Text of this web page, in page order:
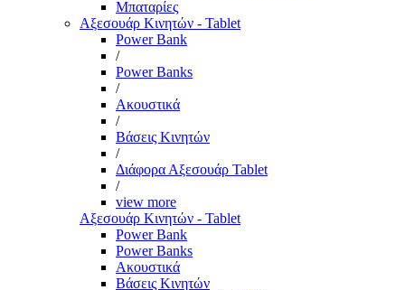
Μπαταρίες
Αξεσουάρ Κινητών - Tablet
Power Bank
/
Power Banks
/
Ακουστικά
/
Βάσεις Κινητών
/
Διάφορα Αξεσουάρ Tablet
/
view more
Αξεσουάρ Κινητών - Tablet
Power Bank
Power Banks
Ακουστικά
Βάσεις Κινητών